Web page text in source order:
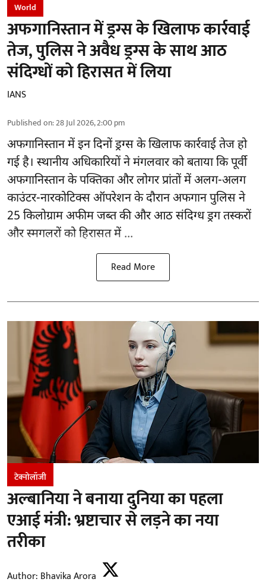
World
अफगानिस्तान में ड्रग्स के खिलाफ कार्रवाई
तेज, पुलिस ने अवैध ड्रग्स के साथ आठ
संदिग्धों को हिरासत में लिया
IANS
Published on:28 Jul 2026, 2:00 pm
अफगानिस्तानमें इन दिनों ड्रग्स के खिलाफ कार्रवाई तेज हो
गई है। स्थानीय अधिकारियों ने मंगलवार को बताया कि पूर्वी
अफगानिस्तान के पक्तिका और लोगर प्रांतों में अलग-अलग
काउंटर-नारकोटिक्स ऑपरेशन के दौरान अफगान पुलिस ने
25 किलोग्राम अफीम जब्त की और आठ संदिग्ध ड्रग तस्करों
और स्मगलरों को हिरासत में ...
Read More
टेक्नोलॉजी
अल्बानिया ने बनाया दुनिया का पहला
एआई मंत्री: भ्रष्टाचार से लड़ने का नया
तरीका
Author: Bhavika Arora